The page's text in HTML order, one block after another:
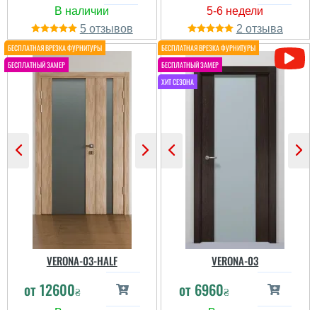
5 2
VERONA-03-HALF
от12600₴
VERONA-03
от 6960₴